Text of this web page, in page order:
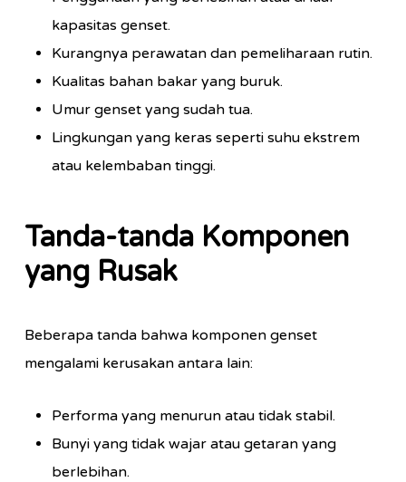
kapasitas genset.
Kurangnya perawatan dan pemeliharaan rutin.
Kualitas bahan bakar yang buruk.
Umur genset yang sudah tua.
Lingkungan yang keras seperti suhu ekstrem
atau kelembaban tinggi.
Tanda-tanda Komponen
yang Rusak
Beberapa tanda bahwa komponen genset
mengalami kerusakan antara lain:
Performa yang menurun atau tidak stabil.
Bunyi yang tidak wajar atau getaran yang
berlebihan.